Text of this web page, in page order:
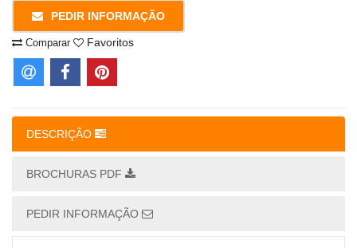
PEDIR INFORMAÇÃO
Comparar Favoritos
DESCRIÇÃO
BROCHURAS PDF
PEDIR INFORMAÇÃO